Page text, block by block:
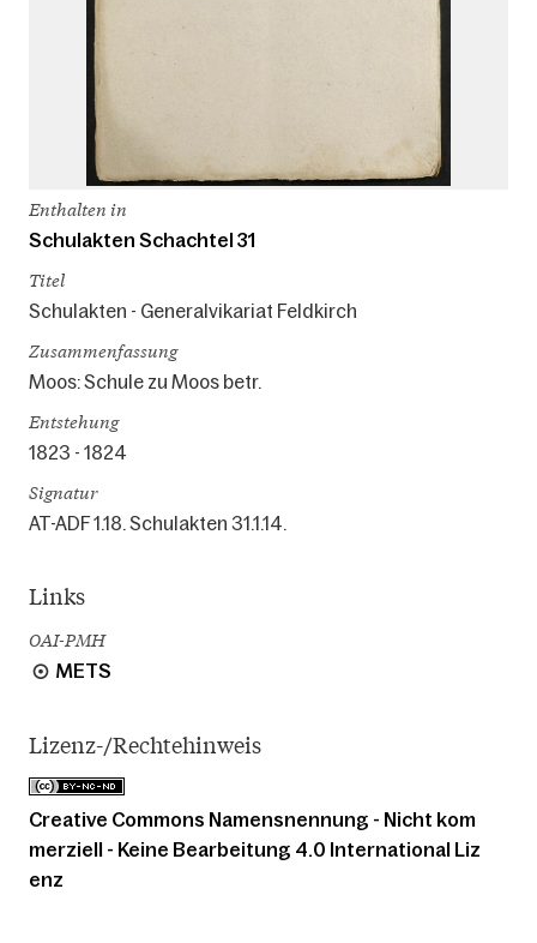
Enthalten in
Schulakten Schachtel 31
Titel
Schulakten - Generalvikariat Feldkirch
Zusammenfassung
Moos: Schule zu Moos betr.
Entstehung
1823 - 1824
Signatur
AT-ADF 1.18. Schulakten 31.1.14.
Links
OAI-PMH
METS
Lizenz-/Rechtehinweis
Creative Commons Namensnennung - Nicht kom
merziell - Keine Bearbeitung 4.0 International Liz
enz